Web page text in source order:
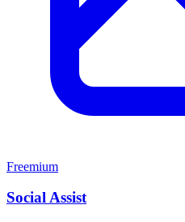
Freemium
Social Assist